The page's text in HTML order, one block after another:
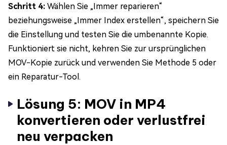
Schritt 4: Wählen Sie „Immer reparieren“
beziehungsweise „Immer Index erstellen“, speichern Sie
die Einstellung und testen Sie die umbenannte Kopie.
Funktioniert sie nicht, kehren Sie zur ursprünglichen
MOV-Kopie zurück und verwenden Sie Methode 5 oder
ein Reparatur-Tool.
Lösung 5: MOV in MP4
konvertieren oder verlustfrei
neu verpacken